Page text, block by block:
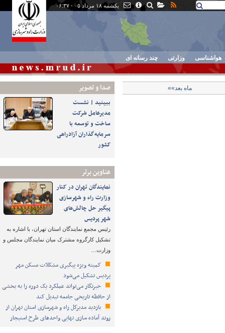
یکشنبه ۱۸ مرداد ۰۵ - ۰۶:۳۷
هواشناسی وزارتی چند رسانه ای
صدا و تصوير
ببینید | نشست
مدیرعامل شرکت
ساخت و توسعه با
سرمایه‌گذاران آزادراهی
کشور
عناوین برتر
نمایندگان تهران در کنار
وزارت راه و شهرسازی
پیگیر حل چالش‌های
شهر پردیس
رئیس مجمع نمایندگان استان تهران، با اشاره به
تشکیل کارگروه مشترک میان نمایندگان مجلس و
وزارت…
کمیته ویژه پیگیری مشکلات مسکن مهر
پردیس تشکیل می‌شود
خبرنگار می‌تواند عملکرد یک دوره را به بخشی
از حافظه تاریخی جامعه تبدیل کند
بازدید مدیرکل راه و شهرسازی استان تهران از
روند آماده سازی نهایی واحدهای طرح استیجار
ماه بعد»»